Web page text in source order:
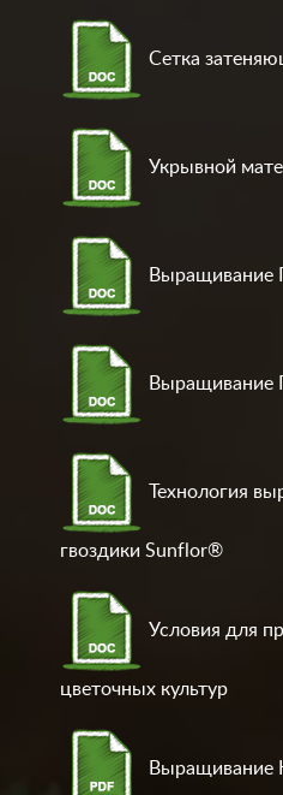
Сетка
Укрывной
Выращивание
Выращивание
Технология
гвоздики Sunflor®
Условия для
цветочных культур
Выращивание